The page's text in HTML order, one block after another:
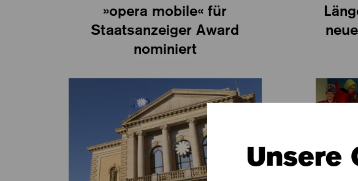
»opera mobile« für
Staatsanzeiger Award
nominiert
Unsere